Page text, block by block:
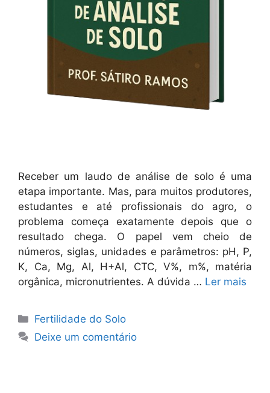
Receber um laudo de análise de solo é uma
etapa importante. Mas, para muitos produtores,
estudantes e até profissionais do agro, o
problema começa exatamente depois que o
resultado chega. O papel vem cheio de
números, siglas, unidades e parâmetros: pH, P,
K, Ca, Mg, Al, H+Al, CTC, V%, m%, matéria
orgânica, micronutrientes. A dúvida … Ler mais
Categorias
Fertilidade do Solo
Deixe um comentário